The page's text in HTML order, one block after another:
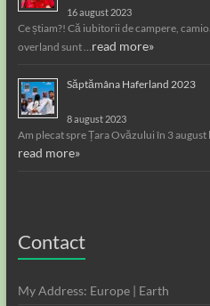
16 august 2023
Ce știam?! Că iubitorii de campere,
overland sunt …read more»
Săptămâna Haferland 2023
8 august 2023
Am plecat spre Țara Ovăzului în 3
read more»
Contact
My Address: Europe | Earth